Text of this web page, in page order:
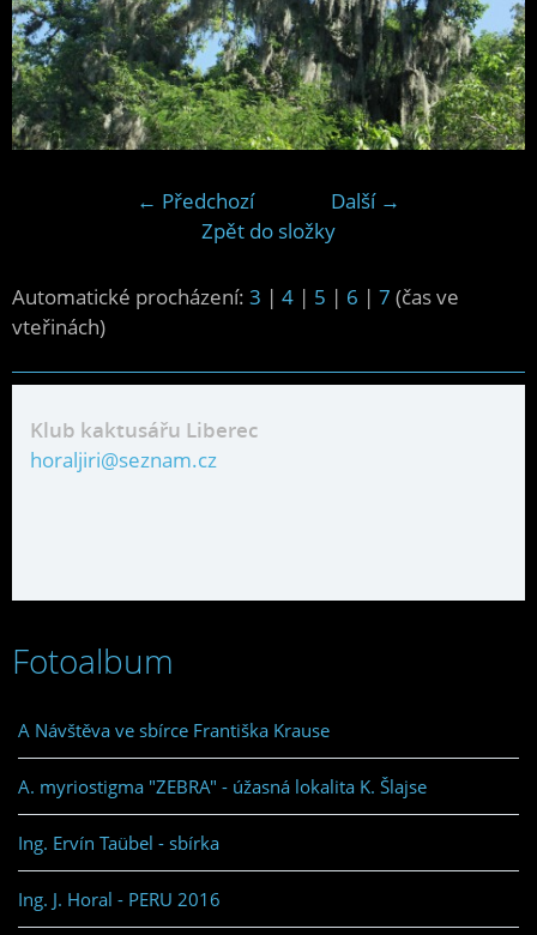
← Předchozí
Další →
Zpět do složky
Automatické procházení: 3 | 4 | 5 | 6 | 7 (čas ve
vteřinách)
Klub kaktusářu Liberec
horaljiri@seznam.cz
Fotoalbum
A Návštěva ve sbírce Františka Krause
A. myriostigma "ZEBRA" - úžasná lokalita K. Šlajse
Ing. Ervín Taübel - sbírka
Ing. J. Horal - PERU 2016